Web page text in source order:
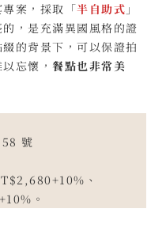
案，採取「半自助式 」
，是充滿異國風格的證
的背景下，可以保證拍
忘懷， 餐點也非常美
號
、
。